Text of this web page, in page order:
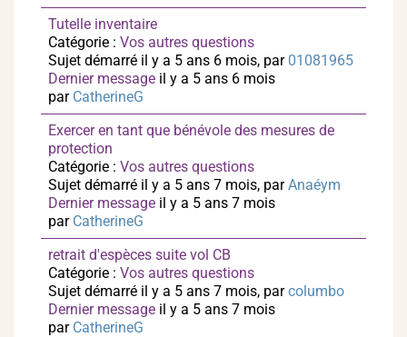
Tutelle inventaire
Catégorie : Vos autres questions
Sujet démarré il y a 5 ans 6 mois, par 01081965
Dernier message il y a 5 ans 6 mois
par CatherineG
Exercer en tant que bénévole des mesures de
protection
Catégorie : Vos autres questions
Sujet démarré il y a 5 ans 7 mois, parAnaéym
Dernier message il y a 5 ans 7 mois
par CatherineG
retrait d'espèces suite vol CB
Catégorie : Vos autres questions
Sujet démarré il y a 5 ans 7 mois, parcolumbo
Dernier message il y a 5 ans 7 mois
par CatherineG